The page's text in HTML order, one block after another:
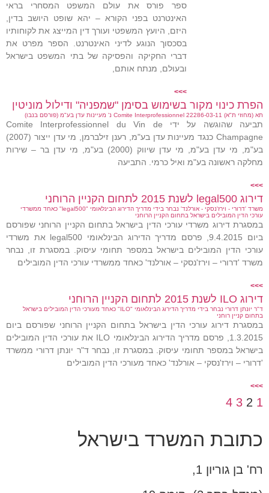
ספר פורס את עולם המשפט המסחרי בראי
האינטרנט בפני הקורא – יהא שופט היושב בדין,
היזם, היועץ המשפטי ועורך דין המייצג את לקוחותיו
בסכסוך הנוגע לדיני האינטרנט. הספר מפרט את
דברי החקיקה והפסיקה של בתי המשפט בישראל
ובעולם, מנתח אותם,
>>>
הפרת כינוי מקור בשימוש בסימן "שמפניה" ודילול מוניטין
תא (מחוזי ת"א) 22286-03-11 Comite Interprofessionnel נ' מעיינות עדן בע"מ (פורסם בנבו)
תביעה שהוגשה על ידי Comite Interprofessionnel du Vin de
Champagne כנגד מעיינות עדן בע"מ, רענן זילברמן, מי עדן ייצור (2007)
בע"מ, מי עדן בע"מ, מי עדן שיווק (2000) בע"מ, מי עדן בר – שירות
מחלקה ראשונה בע"מ ואיל כרמי. התביעה
>>>
דירוג legal500 לשנת 2015 לתחום הקניין הרוחני
משרד 'דרורי - וירז'נסקי - אורלנד' נבחר בידי מדריך הדירוג הבינלאומי "legal500" כאחד ממשרדי
עורכי הדין המובילים בישראל בתחום הקניין הרוחני
במסגרת דירוג משרדי עורכי הדין בישראל בתחום הקניין הרוחני שפורסם
ביום 9.4.2015, פרסם מדריך הדירוג הבינלאומי legal500 את משרדי
עורכי הדין המובילים בישראל במספר תחומי עיסוק. במסגרת זו, נבחר
משרד 'דרורי – וירז'נסקי – אורלנד' כאחד ממשרדי עורכי הדין המובילים
>>>
דירוג ILO לשנת 2015 לתחום הקניין הרוחני
ד"ר יונתן דרורי נבחר בידי מדריך הדירוג הבינלאומי "ILO" כאחד מעורכי הדין המובילים בישראל
בתחום קניין רוחני
במסגרת דירוג עורכי הדין בישראל בתחום הקניין הרוחני שפורסם ביום
1.3.2015, פרסם מדריך הדירוג הבינלאומי ILO את עורכי הדין המובילים
בישראל במספר תחומי עיסוק. במסגרת זו, נבחר ד"ר יונתן דרורי ממשרד
'דרורי – וירז'נסקי – אורלנד' כאחד מעורכי הדין המובילים
>>>
1
2
3
4
כתובת המשרד בישראל
רח' בן גוריון 1,